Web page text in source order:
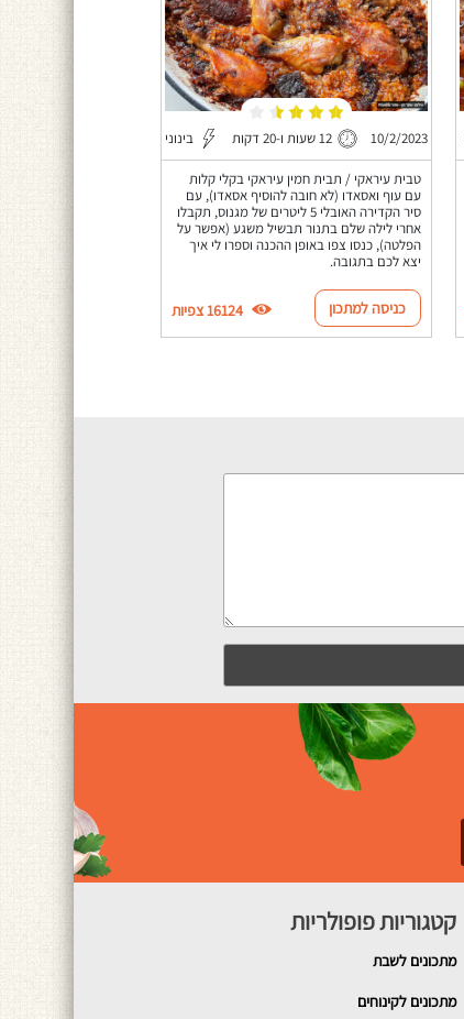
10/2/2023 12 שעות ו-20 דקות בינוני
טבית עיראקי / תבית חמין עיראקי בקלי קלות
עם עוף ואסאדו (לא חובה להוסיף אסאדו), עם
סיר הקדירה האובלי 5 ליטרים של מגנוס, תקבלו
אחרי לילה שלם בתנור תבשיל משגע (אפשר על
הפלטה), כנסו צפו באופן ההכנה וספרו לי איך
יצא לכם בתגובה.
כניסה למתכון 16124 צפיות
קטגוריות פופולריות
מתכונים לשבת
מתכונים לקינוחים